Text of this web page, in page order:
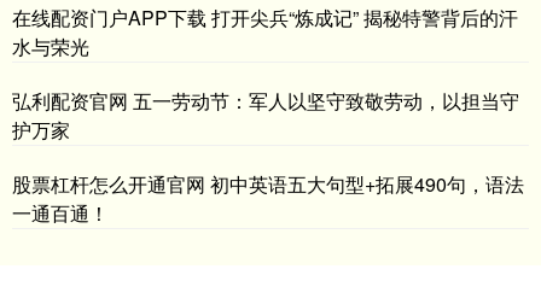
在线配资门户APP下载 打开尖兵“炼成记” 揭秘特警背后的汗
水与荣光
弘利配资官网 五一劳动节：军人以坚守致敬劳动，以担当守
护万家
股票杠杆怎么开通官网 初中英语五大句型+拓展490句，语法
一通百通！